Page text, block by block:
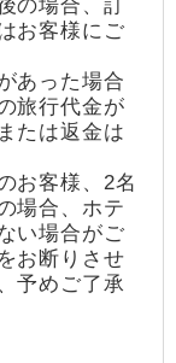
の場合、訂
お客様にご
あった場合
旅行代金が
たは返金は
お客様、2名
場合、ホテ
い場合がご
お断りさせ
予めご了承